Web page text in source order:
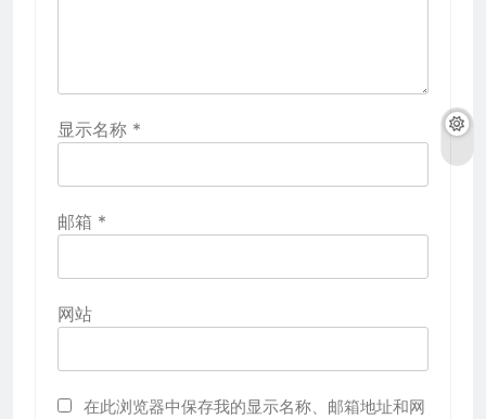
显示名称 *
邮箱 *
网站
在此浏览器中保存我的显示名称、邮箱地址和网